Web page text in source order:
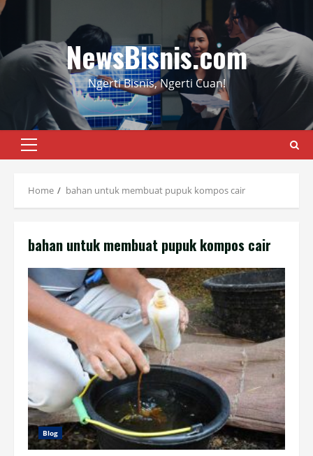
Skip
content
NewsBisnis.com
Ngerti Bisnis, Ngerti Cuan!
Primary
Home bahan untuk membuat pupuk kompos cair
bahan untuk membuat pupuk kompos cair
Blog